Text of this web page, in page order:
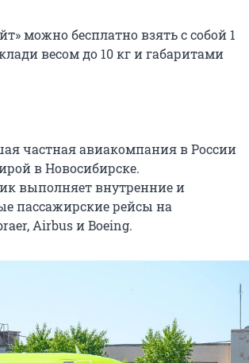
можно бесплатно взять с собой 1
весом до 10 кг и габаритами
частная авиакомпания в России
в Новосибирске.
выполняет внутренние и
пассажирские рейсы на
Airbus и Boeing.